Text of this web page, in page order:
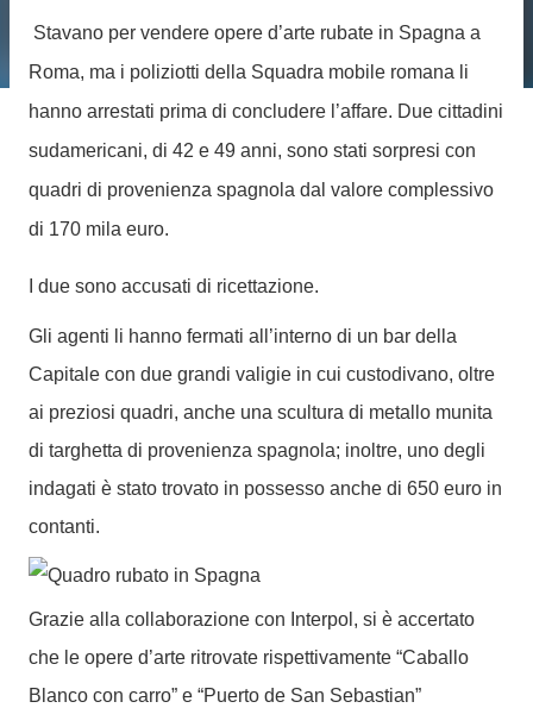
Stavano per vendere opere d’arte rubate in Spagna a
Roma, ma i poliziotti della Squadra mobile romana li
hanno arrestati prima di concludere l’affare. Due cittadini
sudamericani, di 42 e 49 anni, sono stati sorpresi con
quadri di provenienza spagnola dal valore complessivo
di 170 mila euro.
I due sono accusati di ricettazione.
Gli agenti li hanno fermati all’interno di un bar della
Capitale con due grandi valigie in cui custodivano, oltre
ai preziosi quadri, anche una scultura di metallo munita
di targhetta di provenienza spagnola; inoltre, uno degli
indagati è stato trovato in possesso anche di 650 euro in
contanti.
Grazie alla collaborazione con Interpol, si è accertato
che le opere d’arte ritrovate rispettivamente “Caballo
Blanco con carro” e “Puerto de San Sebastian”